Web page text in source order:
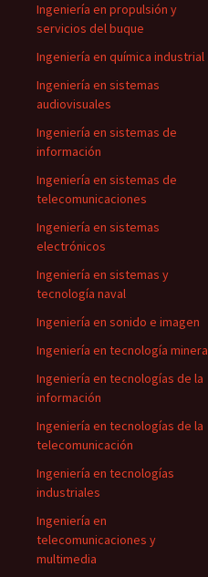
Ingeniería en propulsión y
servicios del buque
Ingeniería en química industrial
Ingeniería en sistemas
audiovisuales
Ingeniería en sistemas de
información
Ingeniería en sistemas de
telecomunicaciones
Ingeniería en sistemas
electrónicos
Ingeniería en sistemas y
tecnología naval
Ingeniería en sonido e imagen
Ingeniería en tecnología minera
Ingeniería en tecnologías de la
información
Ingeniería en tecnologías de la
telecomunicación
Ingeniería en tecnologías
industriales
Ingeniería en
telecomunicaciones y
multimedia